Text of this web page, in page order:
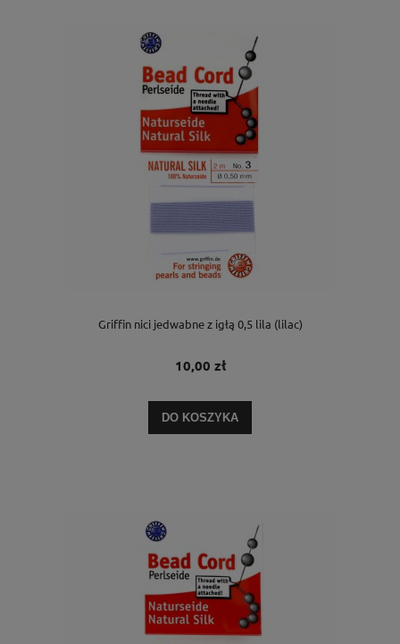
Griffin nici jedwabne z igłą 0,5 lila (lilac)
10,00 zł
DO KOSZYKA